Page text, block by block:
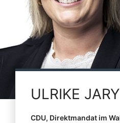
ULRIKE JARY
CDU, Direktmandat im